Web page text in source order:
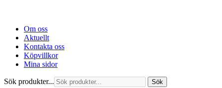
Om oss
Aktuellt
Kontakta oss
Köpvillkor
Mina sidor
Sök produkter... Sök